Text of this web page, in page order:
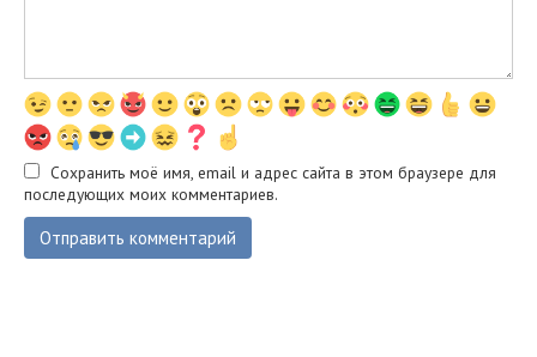
Сохранить моё имя, email и адрес сайта в этом браузере для
последующих моих комментариев.